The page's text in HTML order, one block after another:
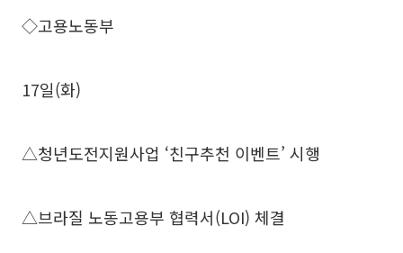
◇고용노동부
17일(화)
△청년도전지원사업 ‘친구추천 이벤트’ 시행
△브라질 노동고용부 협력서(LOI) 체결